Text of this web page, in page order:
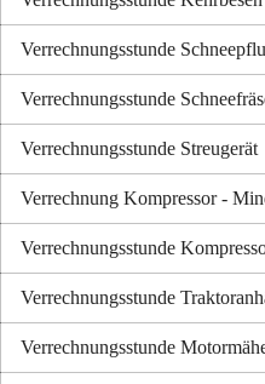
Verrechnungsstunde
Verrechnungsstunde
Verrechnungsstunde Streugerät
Verrechnung Kompressor -
Verrechnungsstunde
Verrechnungsstunde
Verrechnungsstunde